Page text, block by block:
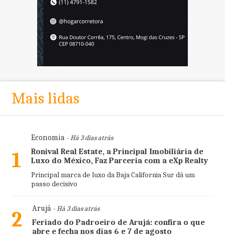
Mais lidas
1
Economia- Há 3 dias atrás
Ronival Real Estate, a Principal Imobiliária de
Luxo do México, Faz Parceria com a eXp Realty
Principal marca de luxo da Baja California Sur dá um
passo decisivo
2 Arujá- Há 3 dias atrás
Feriado do Padroeiro de Arujá: confira o que
abre e fecha nos dias 6 e 7 de agosto